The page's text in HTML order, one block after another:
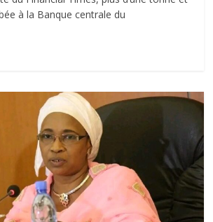
à la Banque centrale du